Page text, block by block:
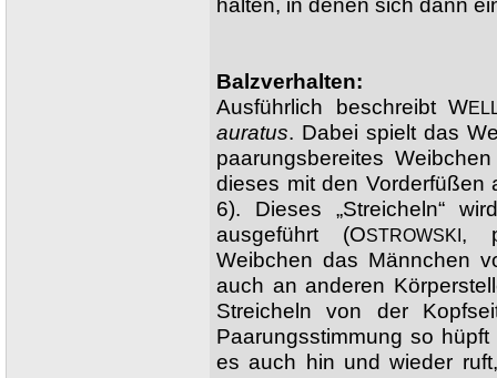
Balzverhalten:
Ausführlich beschreibt W
auratus. Dabei spielt das
paarungsbereites
dieses mit den Vorderfüßen
6). Dieses „Streicheln“
ausgeführt (OSTROWSKI,
Weibchen das Männchen
auch an anderen
Streicheln von der
Paarungsstimmung so
es auch hin und wieder